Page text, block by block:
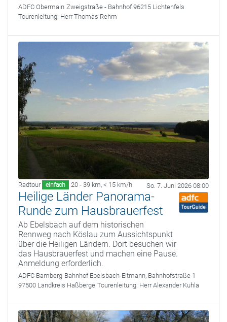
ADFC Obermain Zweigstraße - Bahnhof 96215 Lichtenfels
Tourenleitung: Herr Thomas Rehm
Radtour einfach 20 - 39 km, < 15 km/h So. 7. Juni 2026 08:00
Heilige Länder Panorama-
Runde zum Hausbrauerfest
Ab Ebelsbach auf dem historischen
Rennweg nach Köslau zum Aussichtspunkt
über die Heiligen Ländern. Dort besuchen wir
das Hausbrauerfest und machen eine Pause.
Anmeldung erforderlich.
ADFC Bamberg Bahnhof Ebelsbach-Eltmann, Bahnhofstraße 1
97500 Landkreis Haßberge Tourenleitung: Herr Alexander Kuhla